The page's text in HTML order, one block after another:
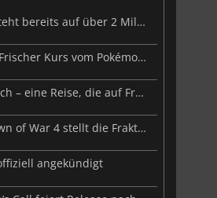
Resident Evil Veronica steht bereits auf über 2 Millionen Wunschlisten
Beast of Reincarnation: Frischer Kurs vom Pokémon-Studio
Big Walk ist jetzt erhältlich – eine Reise, die auf Freundschaft basiert
Warhammer 40.000: Dawn of War 4 stellt die Fraktion der Necrons vor
angekündigt